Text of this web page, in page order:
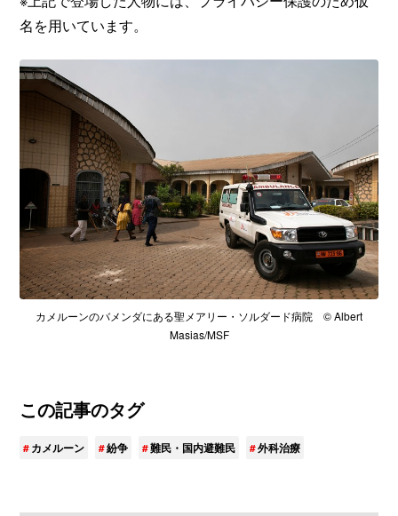
名を用いています。
カメルーンのバメンダにある聖メアリー・ソルダード病院 © Albert
Masias/MSF
この記事のタグ
カメルーン 紛争 難民・国内避難民 外科治療